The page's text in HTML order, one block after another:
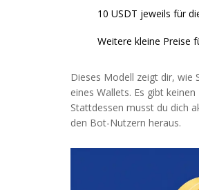
10 USDT jeweils für
Weitere kleine Preise
Dieses Modell zeigt dir, wie
eines Wallets. Es gibt
Stattdessen musst du dich
den Bot-Nutzern heraus.